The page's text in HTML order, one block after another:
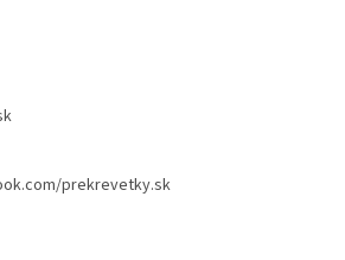
prekrevetky.sk